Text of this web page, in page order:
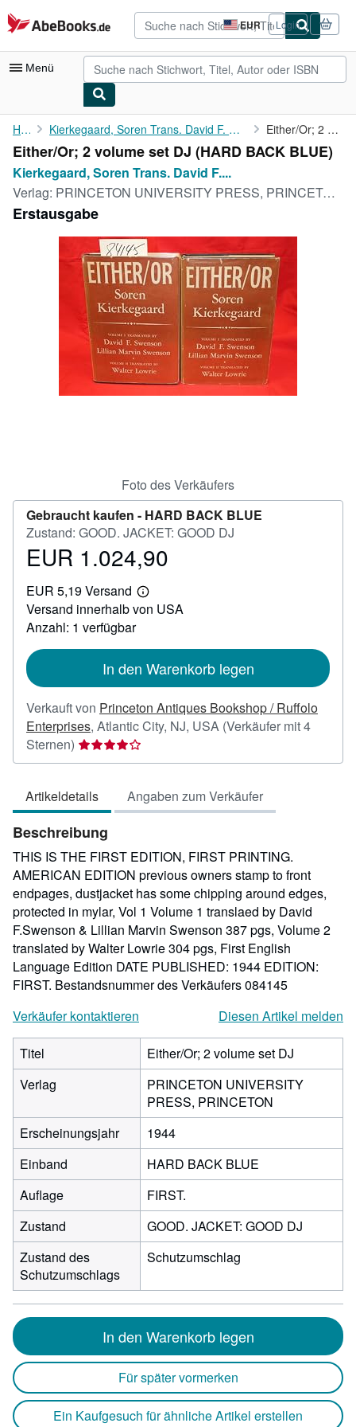
Zum Hauptinhalt
AbeBooks.de EUR
Seite
der
Einkaufseinstellungen.
Login
Menü
Nutzerkonto
Meine Bestellungen
Detailsuche
Sammlungen
Antiquarische Bücher
Kunst & Sammlerstücke
Verkäufer werden
SCHLIESSEN
Home Kierkegaard, Soren Trans. David F. Swenson, Lillian M. Swenson,... Either/Or; 2 volume set DJ
Either/Or; 2 volume set DJ (HARD BACK BLUE)
Kierkegaard, Soren Trans. David F....
Verlag: PRINCETON UNIVERSITY PRESS, PRINCETON, 1944
Erstausgabe
Foto des Verkäufers
Gebraucht kaufen - HARD BACK BLUE
Zustand: GOOD. JACKET: GOOD DJ
Preis
1.024,90
EUR 1.024,90
EUR 5,19 Versand
Weitere
Informationen
Versand innerhalb von USA
Anzahl: 1 verfügbar
In den Warenkorb legen
Verkauft von Princeton Antiques Bookshop / Ruffolo
Enterprises, Atlantic City, NJ, USA (Verkäufer mit 4
Sternen) Verkäuferbewertung
4
5
Sternen
Artikeldetails Angaben zum Verkäufer
Beschreibung
THIS IS THE FIRST EDITION, FIRST PRINTING.
AMERICAN EDITION previous owners stamp to front
endpages, dustjacket has some chipping around edges,
protected in mylar, Vol 1 Volume 1 translaed by David
F.Swenson & Lillian Marvin Swenson 387 pgs, Volume 2
translated by Walter Lowrie 304 pgs, First English
Language Edition DATE PUBLISHED: 1944 EDITION:
FIRST. Bestandsnummer des Verkäufers 084145
Verkäufer kontaktieren
Diesen Artikel melden
Titel
Either/Or; 2 volume set DJ
Verlag
PRINCETON UNIVERSITY
PRESS, PRINCETON
Erscheinungsjahr
1944
Einband
HARD BACK BLUE
Auflage
FIRST.
Zustand
GOOD. JACKET: GOOD DJ
Zustand des
Schutzumschlags
Schutzumschlag
In den Warenkorb legen
Für später vormerken
Ein Kaufgesuch für ähnliche Artikel erstellen